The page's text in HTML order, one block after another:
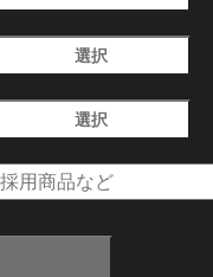
選択
選択